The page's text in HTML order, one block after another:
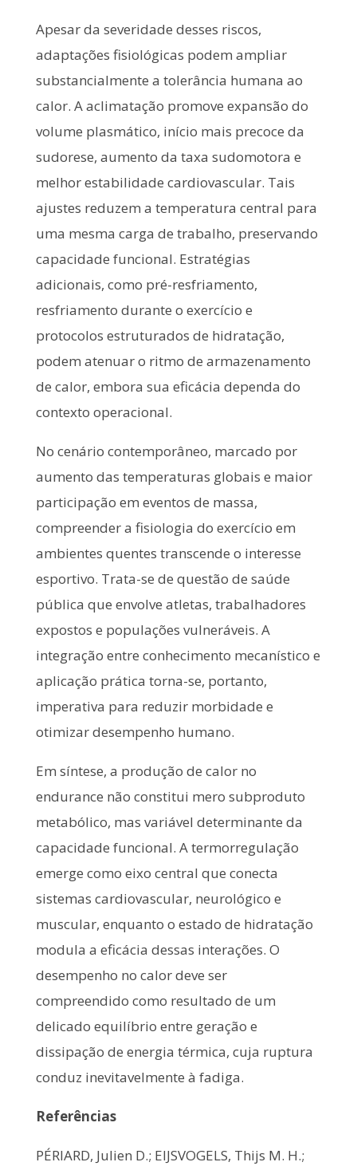
Apesar da severidade desses riscos,
adaptações fisiológicas podem ampliar
substancialmente a tolerância humana ao
calor. A aclimatação promove expansão do
volume plasmático, início mais precoce da
sudorese, aumento da taxa sudomotora e
melhor estabilidade cardiovascular. Tais
ajustes reduzem a temperatura central para
uma mesma carga de trabalho, preservando
capacidade funcional. Estratégias
adicionais, como pré-resfriamento,
resfriamento durante o exercício e
protocolos estruturados de hidratação,
podem atenuar o ritmo de armazenamento
de calor, embora sua eficácia dependa do
contexto operacional.
No cenário contemporâneo, marcado por
aumento das temperaturas globais e maior
participação em eventos de massa,
compreender a fisiologia do exercício em
ambientes quentes transcende o interesse
esportivo. Trata-se de questão de saúde
pública que envolve atletas, trabalhadores
expostos e populações vulneráveis. A
integração entre conhecimento mecanístico e
aplicação prática torna-se, portanto,
imperativa para reduzir morbidade e
otimizar desempenho humano.
Em síntese, a produção de calor no
endurance não constitui mero subproduto
metabólico, mas variável determinante da
capacidade funcional. A termorregulação
emerge como eixo central que conecta
sistemas cardiovascular, neurológico e
muscular, enquanto o estado de hidratação
modula a eficácia dessas interações. O
desempenho no calor deve ser
compreendido como resultado de um
delicado equilíbrio entre geração e
dissipação de energia térmica, cuja ruptura
conduz inevitavelmente à fadiga.
Referências
PÉRIARD, Julien D.; EIJSVOGELS, Thijs M. H.;